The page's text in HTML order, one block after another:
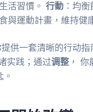
活習慣。 行動 ：均
與運動計畫，維持健
供一套清晰的行动指
实践；通过调整 ，